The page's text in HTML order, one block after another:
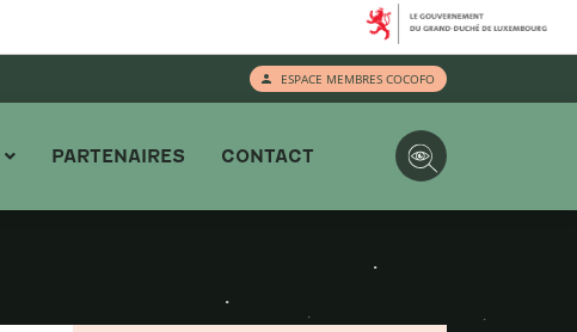
ESPACE MEMBRES COCOFO
PARTENAIRES CONTACT